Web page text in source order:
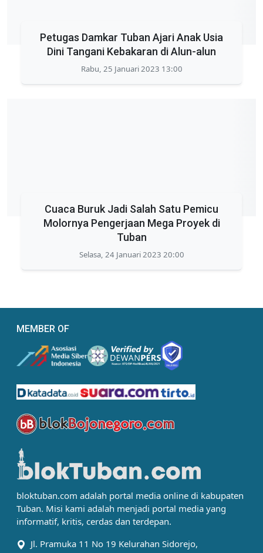
Petugas Damkar Tuban Ajari Anak Usia
Dini Tangani Kebakaran di Alun-alun
Rabu, 25 Januari 2023 13:00
Cuaca Buruk Jadi Salah Satu Pemicu
Molornya Pengerjaan Mega Proyek di
Tuban
Selasa, 24 Januari 2023 20:00
MEMBER OF
bloktuban.com adalah portal media online di kabupaten
Tuban. Misi kami adalah menjadi portal media yang
informatif, kritis, cerdas dan terdepan.
Jl. Pramuka 11 No 19 Kelurahan Sidorejo,